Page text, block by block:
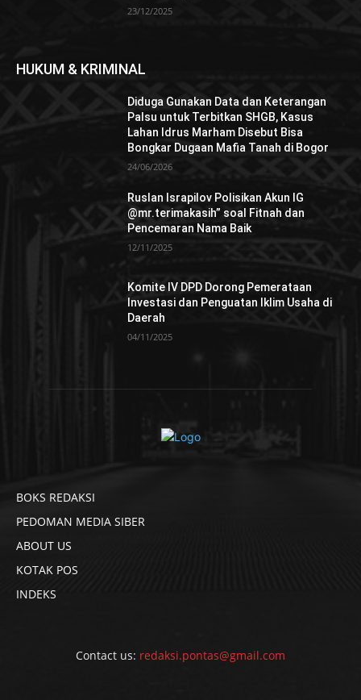
23/12/2025
HUKUM & KRIMINAL
Diduga Gunakan Data dan Keterangan
Palsu untuk Terbitkan SHGB, Kasus
Lahan Idrus Marham Disebut Bisa
Bongkar Dugaan Mafia Tanah di Bogor
24/06/2026
Ruslan Israpilov Polisikan Akun IG
@mr.terimakasih” soal Fitnah dan
Pencemaran Nama Baik
12/11/2025
Komite IV DPD Dorong Pemerataan
Investasi dan Penguatan Iklim Usaha di
Daerah
04/11/2025
BOKS REDAKSI
PEDOMAN MEDIA SIBER
ABOUT US
KOTAK POS
INDEKS
Contact us: redaksi.pontas@gmail.com